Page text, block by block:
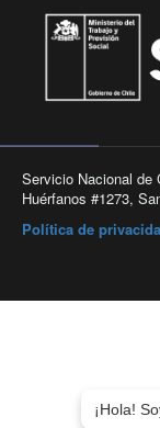
Servicio Nacional de
Huérfanos #1273,
Política de
¡Hola!